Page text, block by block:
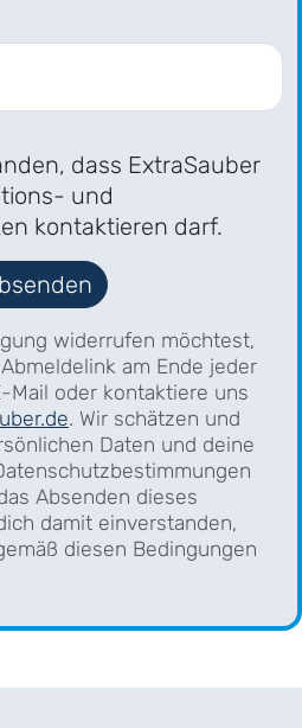
dass ExtraSauber
und
kontaktieren darf.
widerrufen möchtest,
am Ende jeder
Mail oder kontaktiere uns
. Wir schätzen und
Daten und deine
Absenden dieses
damit einverstanden,
diesen Bedingungen